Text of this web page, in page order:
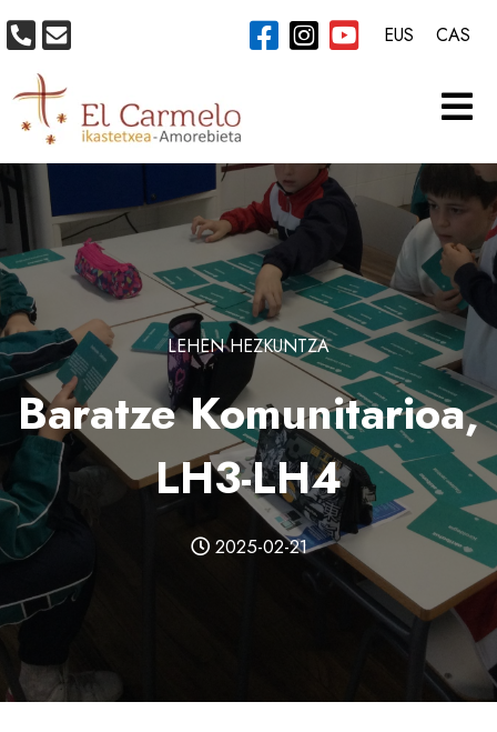
LEHEN HEZKUNTZA
Baratze Komunitarioa,
LH3-LH4
2025-02-21
EUS CAS